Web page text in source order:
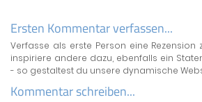
Ersten Kommentar verfassen...
Verfasse als erste Person eine
inspiriere andere dazu, ebenfalls ein
- so gestaltest du unsere dynamische
Kommentar schreiben...